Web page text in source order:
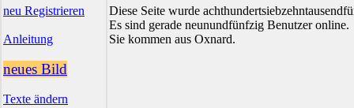
neu Registrieren
Anleitung
neues Bild
Texte ändern
Diese Seite wurde
Es sind gerade neunundfünfzig Benutzer online.
Sie kommen aus Oxnard.